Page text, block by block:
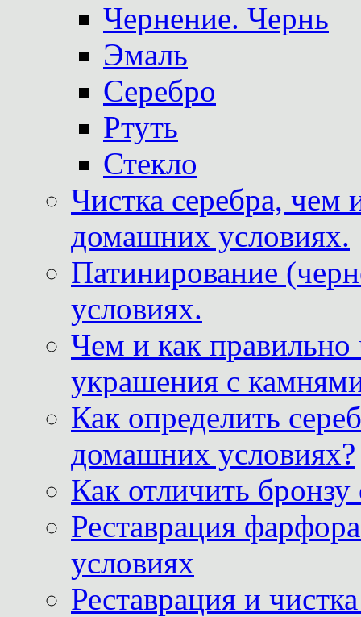
Чернение. Чернь
Эмаль
Серебро
Ртуть
Стекло
Чистка серебра, чем
домашних условиях.
Патинирование
условиях.
Чем и как
украшения с
Как определить
домашних условиях?
Как отличить
Реставрация
условиях
Реставрация и